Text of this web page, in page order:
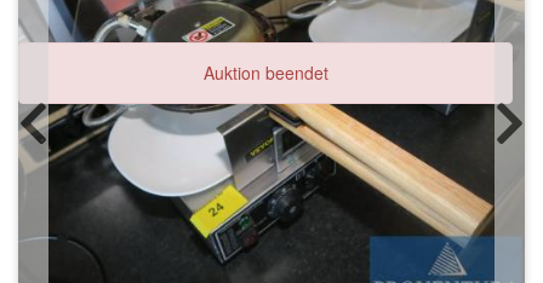
Auktion beendet